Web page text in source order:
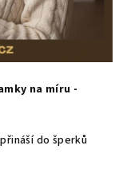
na míru -
do šperků